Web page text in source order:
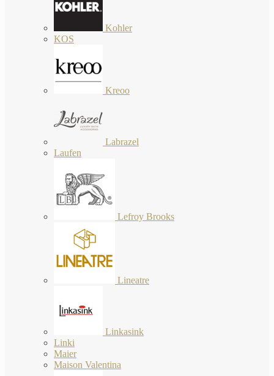
Kohler
KOS
Kreoo
Labrazel
Laufen
Lefroy Brooks
Lineatre
Linkasink
Linki
Maier
Maison Valentina